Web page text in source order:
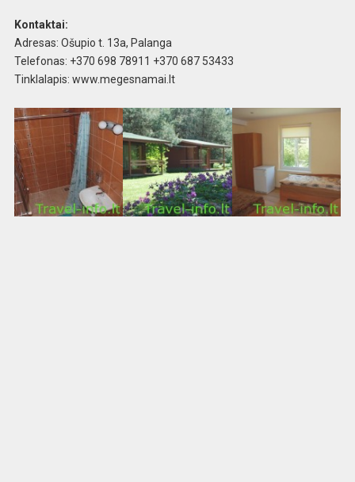
Kontaktai:
Adresas: Ošupio t. 13a, Palanga
Telefonas: +370 698 78911 +370 687 53433
Tinklalapis: www.megesnamai.lt